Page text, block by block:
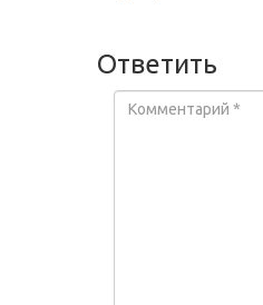
Ответить